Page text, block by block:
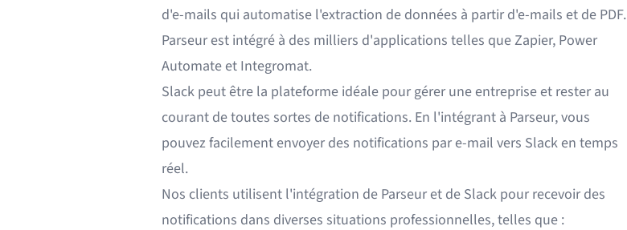
d'e-mails qui automatise l'extraction de données à partir d'e-mails et de PDF.
Parseur est intégré à des milliers d'applications telles queZapier, Power
Automateet Integromat.
Slack peut être la plateforme idéale pour gérer une entreprise et rester au
courant de toutes sortes de notifications. En l'intégrant à Parseur, vous
pouvez facilement envoyer des notifications par e-mail vers Slack en temps
réel.
Nos clients utilisent l'intégration de Parseur et de Slack pour recevoir des
notifications dans diverses situations professionnelles, telles que :